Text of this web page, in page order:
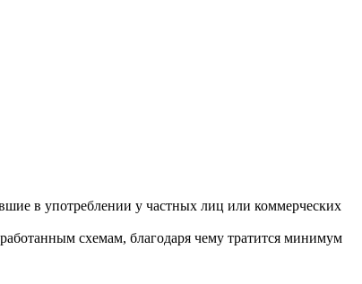
в употреблении у частных лиц или коммерческих
схемам, благодаря чему тратится минимум